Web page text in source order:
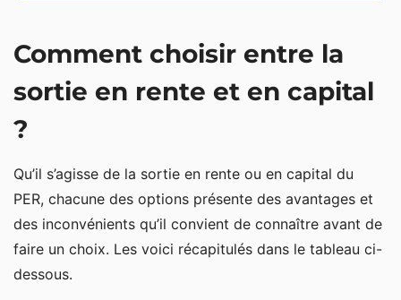
Comment choisir entre la
sortie en rente et en capital
?
Qu’il s’agisse de la sortie en rente ou en capital du
PER, chacune des options présente des avantages et
des inconvénients qu’il convient de connaître avant de
faire un choix. Les voici récapitulés dans le tableau ci-
dessous.